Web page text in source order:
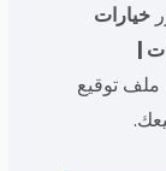
خيارات
|
ملف توقيع